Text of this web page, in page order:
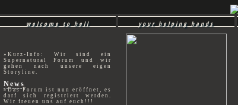
welcome to hell your helping hands
»Kurz-Info: Wir sind ein
Supernatural Forum und wir
gehen nach unsere eigen
Storyline.
News
»Das Forum ist nun eröffnet, es
darf sich registriert werden.
Wir freuen uns auf euch!!!